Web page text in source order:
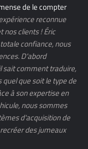
de le compter
reconnue
nos clients ! Éric
confiance, nous
D'abord
sait comment traduire,
que soit le type de
à son expertise en
nous sommes
d'acquisition de
des jumeaux